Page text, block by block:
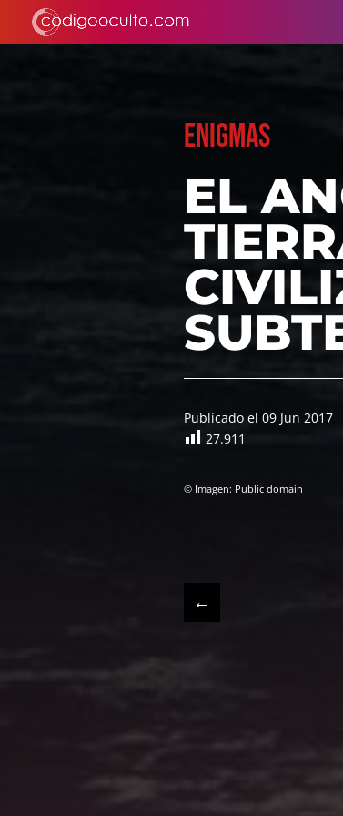
ENIGMAS
EL
Publicado el 09 Jun 2017
27.911
© Imagen: Public domain
←